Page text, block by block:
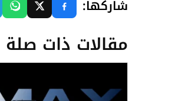
شاركها:
مقالات ذات صلة